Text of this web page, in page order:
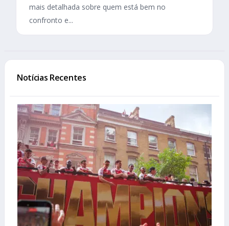
mais detalhada sobre quem está bem no
confronto e...
Notícias Recentes